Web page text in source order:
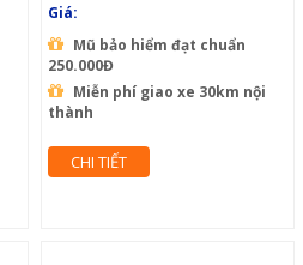
Giá:
Mũ bảo hiểm đạt chuẩn
250.000Đ
Miễn phí giao xe 30km nội
thành
CHI TIẾT